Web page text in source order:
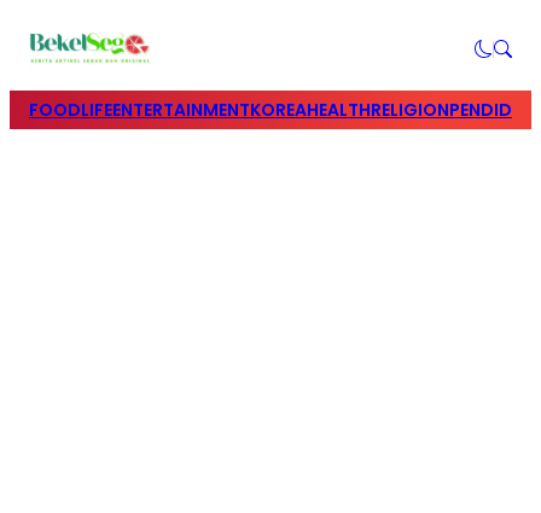
FOODLIFEENTERTAINMENTKOREAHEALTHRELIGION